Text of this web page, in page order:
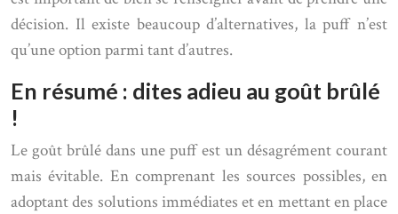
décision. Il existe beaucoup d’alternatives, la puff n’est
qu’une option parmi tant d’autres.
En résumé : dites adieu au goût brûlé
!
Le goût brûlé dans une puff est un désagrément courant
mais évitable. En comprenant les sources possibles, en
adoptant des solutions immédiates et en mettant en place